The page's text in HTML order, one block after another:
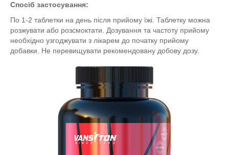
Спосіб застосування:
По 1-2 таблетки на день після прийому їжі. Таблетку можна
розжувати або розсмоктати. Дозування та частоту прийому
необхідно узгоджувати з лікарем до початку прийому
добавки. Не перевищувати рекомендовану добову дозу.